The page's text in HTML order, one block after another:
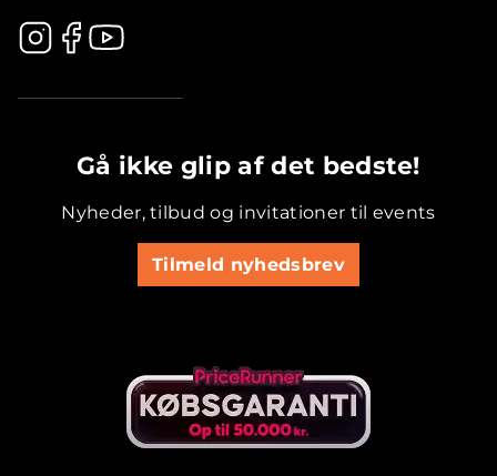
Gå ikke glip af det bedste!
Nyheder, tilbud og invitationer til events
Tilmeld nyhedsbrev